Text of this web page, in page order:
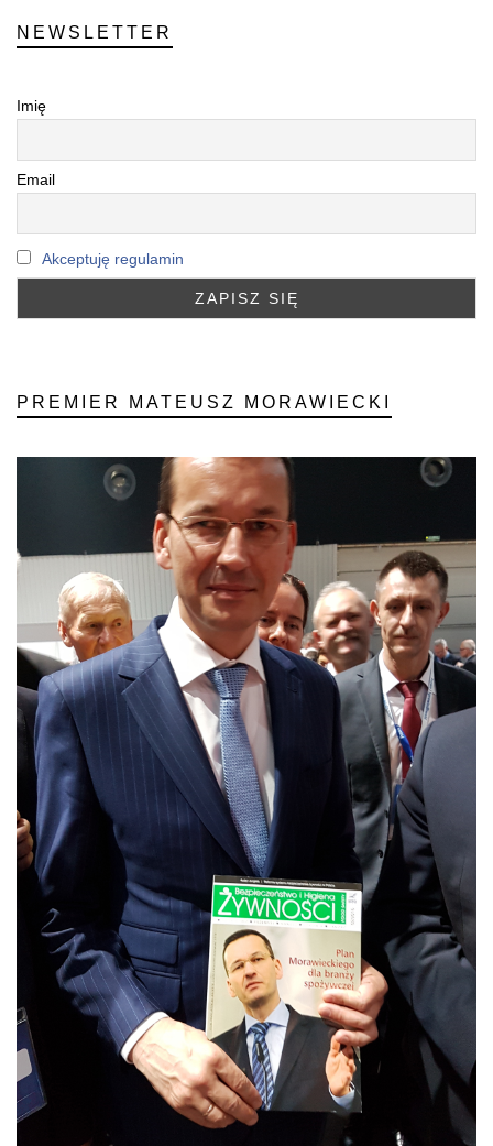
NEWSLETTER
Imię
Email
Akceptuję regulamin
PREMIER MATEUSZ MORAWIECKI